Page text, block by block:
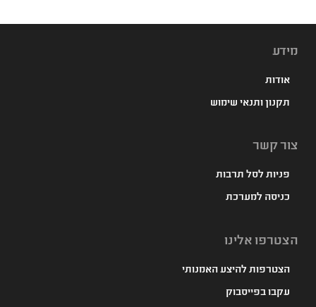
מידע
אודות
תקנון ותנאי שימוש
צור קשר
פניות לסל תרבות
כניסה למערכת
הצטרפו אלינו
הצטרפות להיצע האמנותי
עקבו בפייסבוק